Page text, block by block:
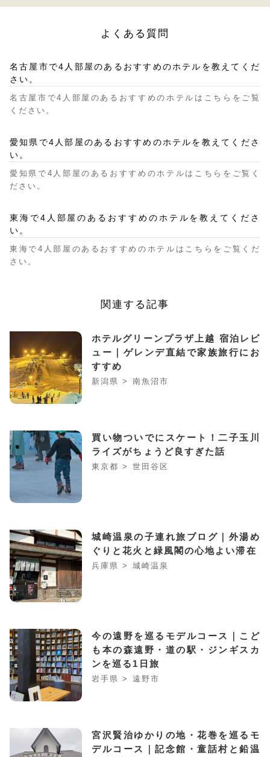
よくある質問
名古屋市で4人部屋のあるおすすめのホテルを教えてくだ
さい。
名古屋市で4人部屋のあるおすすめのホテルはこちらをご覧
ください。
愛知県で4人部屋のあるおすすめのホテルを教えてくださ
い。
愛知県で4人部屋のあるおすすめのホテルはこちらをご覧く
ださい。
東海で4人部屋のあるおすすめのホテルを教えてくださ
い。
東海で4人部屋のあるおすすめのホテルはこちらをご覧くだ
さい。
関連する記事
ホテルグリーンプラザ上越 宿泊レビ
ュー｜ゲレンデ直結で家族旅行にお
すすめ
新潟県 > 南魚沼市
買い物ついでにスケート！二子玉川
ライズがちょうど良すぎた話
東京都 > 世田谷区
城崎温泉の子連れ旅ブログ｜外湯め
ぐりと花火と緑風閣の心地よい滞在
兵庫県 > 城崎温泉
今の遠野を巡るモデルコース｜こど
も本の森遠野・道の駅・ジンギスカ
ンを巡る1日旅
岩手県 > 遠野市
宮沢賢治ゆかりの地・花巻を巡るモ
デルコース｜記念館・童話村と鉛温